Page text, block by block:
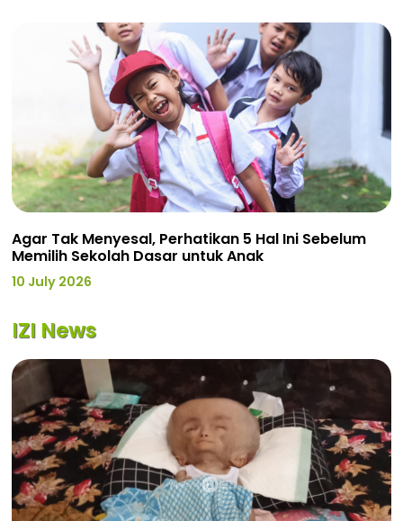
Agar Tak Menyesal, Perhatikan 5 Hal Ini Sebelum
Memilih Sekolah Dasar untuk Anak
10 July 2026
IZI News